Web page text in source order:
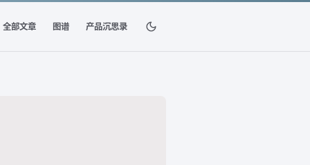
全部文章 图谱 产品沉思录